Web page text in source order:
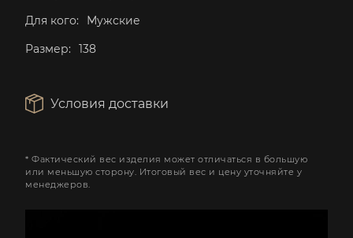
Для кого:
Мужские
Размер:
138
Условия доставки
* Фактический вес изделия может отличаться в большую
или меньшую сторону. Итоговый вес и цену уточняйте у
менеджеров.